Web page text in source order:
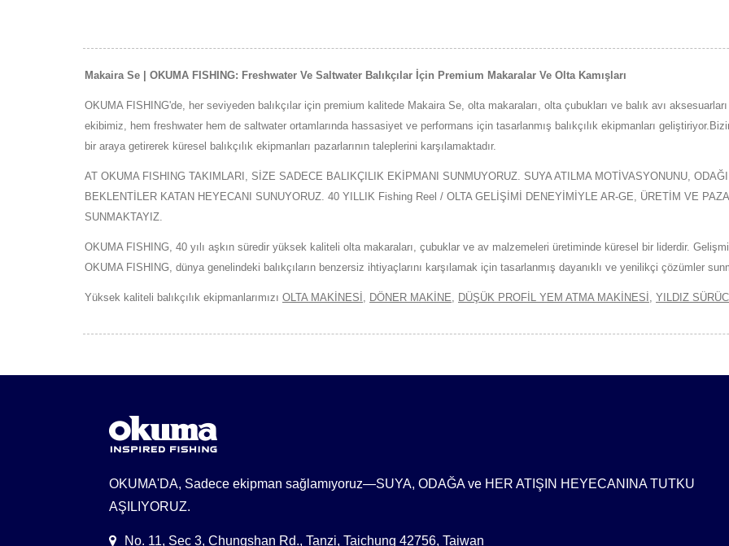
Makaira Se | OKUMA FISHING: Freshwater Ve Saltwater Balıkçılar İçin Premium Makaralar Ve Olta Kamışları
OKUMA FISHING'de, her seviyeden balıkçılar için premium kalitede Makaira Se, olta makaraları, olta çubukları ve balık avı
ekibimiz, hem freshwater hem de saltwater ortamlarında hassasiyet ve performans için tasarlanmış balıkçılık ekipmanları
bir araya getirerek küresel balıkçılık ekipmanları pazarlarının taleplerini karşılamaktadır.
AT OKUMA FISHING TAKIMLARI, SİZE SADECE BALIKÇILIK EKİPMANI SUNMUYORUZ. SUYA ATILMA MOTİVASYONUNU,
BEKLENTİLER KATAN HEYECANI SUNUYORUZ. 40 YILLIK Fishing Reel / OLTA GELİŞİMİ DENEYİMİYLE AR-GE, ÜRETİM VE
SUNMAKTAYIZ.
OKUMA FISHING, 40 yılı aşkın süredir yüksek kaliteli olta makaraları, çubuklar ve av malzemeleri üretiminde küresel bir liderdir.
OKUMA FISHING, dünya genelindeki balıkçıların benzersiz ihtiyaçlarını karşılamak için tasarlanmış dayanıklı ve yenilikçi çözümler
Yüksek kaliteli balıkçılık ekipmanlarımızı OLTA MAKİNESİ DÖNER MAKİNE DÜŞÜK PROFİL YEM ATMA MAKİNESİ YILDIZ
OKUMA'DA, Sadece ekipman sağlamıyoruz—SUYA, ODAĞA ve HER ATIŞIN HEYECANINA TUTKU
AŞILIYORUZ.
No. 11, Sec 3, Chungshan Rd., Tanzi, Taichung 42756, Taiwan